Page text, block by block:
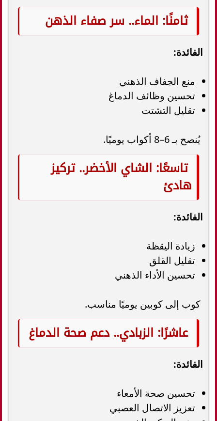
ثامنًا: الماء.. سر صفاء الذهن
الفائدة:
منع الجفاف الذهني
تحسين وظائف الدماغ
تقليل التشتت
يُنصح بـ 6–8 أكواب يوميًا.
تاسعًا: الشاي الأخضر.. تركيز
هادئ
الفائدة:
زيادة اليقظة
تقليل القلق
تحسين الأداء الذهني
كوب إلى كوبين يوميًا مناسب.
عاشرًا: الزبادي.. دعم صحة الدماغ
الفائدة:
تحسين صحة الأمعاء
تعزيز الاتصال العصبي